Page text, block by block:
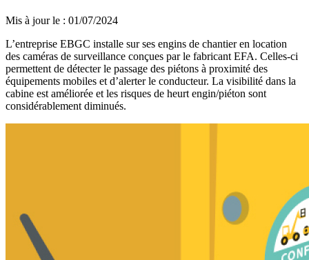
Mis à jour le : 01/07/2024
L’entreprise EBGC installe sur ses engins de chantier en location
des caméras de surveillance conçues par le fabricant EFA. Celles-ci
permettent de détecter le passage des piétons à proximité des
équipements mobiles et d’alerter le conducteur. La visibilité dans la
cabine est améliorée et les risques de heurt engin/piéton sont
considérablement diminués.